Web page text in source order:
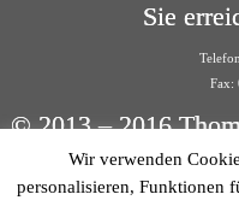
Sie
Fax:
© 2013 – 2016
Wir verwenden
personalisieren, Funktionen